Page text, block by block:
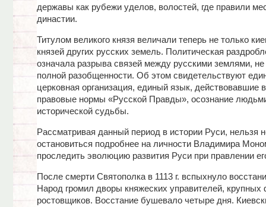
державы как рубежи уделов, волостей, где правили
династии.
Титулом великого князя величали теперь не только
князей других русских земель. Политическая
означала разрыва связей между русскими землями, не
полной разобщенности. Об этом свидетельствуют
церковная организация, единый язык, действовавшие
правовые нормы «Русской Правды», осознание
исторической судьбы.
Рассматривая данный период в истории Руси, нельзя
остановиться подробнее на личности Владимира
проследить эволюцию развития Руси при правлении
После смерти Святополка в 1113 г. вспыхнуло
Народ громил дворы княжеских управителей, крупных
ростовщиков. Восстание бушевало четыре дня.